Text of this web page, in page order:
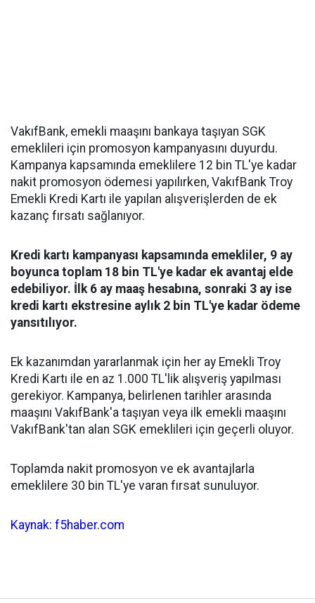
VakıfBank, emekli maaşını bankaya taşıyan SGK
emeklileri için promosyon kampanyasını duyurdu.
Kampanya kapsamında emeklilere 12 bin TL'ye kadar
nakit promosyon ödemesi yapılırken, VakıfBank Troy
Emekli Kredi Kartı ile yapılan alışverişlerden de ek
kazanç fırsatı sağlanıyor.
Kredi kartı kampanyası kapsamında emekliler, 9 ay
boyunca toplam 18 bin TL'ye kadar ek avantaj elde
edebiliyor. İlk 6 ay maaş hesabına, sonraki 3 ay ise
kredi kartı ekstresine aylık 2 bin TL'ye kadar ödeme
yansıtılıyor.
Ek kazanımdan yararlanmak için her ay Emekli Troy
Kredi Kartı ile en az 1.000 TL'lik alışveriş yapılması
gerekiyor. Kampanya, belirlenen tarihler arasında
maaşını VakıfBank'a taşıyan veya ilk emekli maaşını
VakıfBank'tan alan SGK emeklileri için geçerli oluyor.
Toplamda nakit promosyon ve ek avantajlarla
emeklilere 30 bin TL'ye varan fırsat sunuluyor.
Kaynak: f5haber.com